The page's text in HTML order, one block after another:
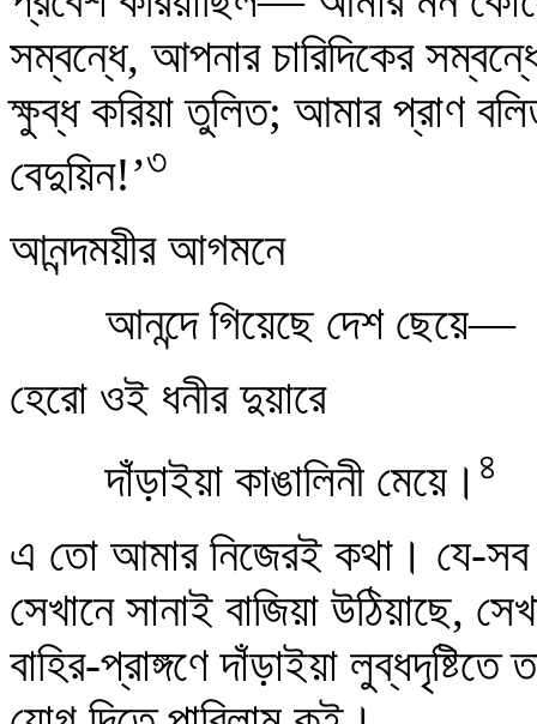
সম্বন্ধে, আপনার চারিদিকের
ক্ষুব্ধ করিয়া তুলিত; আমার প্রাণ
বেদুয়িন!’৩
আনন্দময়ীর আগমনে
আনন্দে গিয়েছে দেশ ছেয়ে—
হেরো ওই ধনীর দুয়ারে
দাঁড়াইয়া কাঙালিনী মেয়ে। ৪
এ তো আমার নিজেরই কথা। যে-সব
সেখানে সানাই বাজিয়া উঠিয়াছে,
বাহির-প্রাঙ্গণে দাঁড়াইয়া